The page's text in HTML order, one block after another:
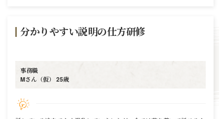
分かりやすい説明の仕方研修
事務職
Mさん（仮） 25歳